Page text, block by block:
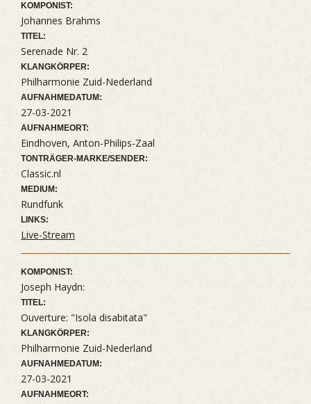
KOMPONIST:
Johannes Brahms
TITEL:
Serenade Nr. 2
KLANGKÖRPER:
Philharmonie Zuid-Nederland
AUFNAHMEDATUM:
27-03-2021
AUFNAHMEORT:
Eindhoven, Anton-Philips-Zaal
TONTRÄGER-MARKE/SENDER:
Classic.nl
MEDIUM:
Rundfunk
LINKS:
Live-Stream
KOMPONIST:
Joseph Haydn:
TITEL:
Ouverture: "Isola disabitata"
KLANGKÖRPER:
Philharmonie Zuid-Nederland
AUFNAHMEDATUM:
27-03-2021
AUFNAHMEORT: